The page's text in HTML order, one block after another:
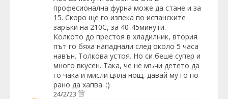
професионална фурна може да стане и за
15. Скоро ще го изпека по испанските
заръки на 210С, за 40-45минути.
Колкото до престоя в хладилник, втория
път го бяха нападнали след около 5 часа
навън. Толкова устоя. Но си беше супер и
много вкусен. Така, че не мъчи детето да
го чака и мисли цяла нощ, давай му го по-
рано да хапва. :)
24/2/23